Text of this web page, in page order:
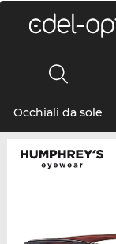
Occhiali da sole